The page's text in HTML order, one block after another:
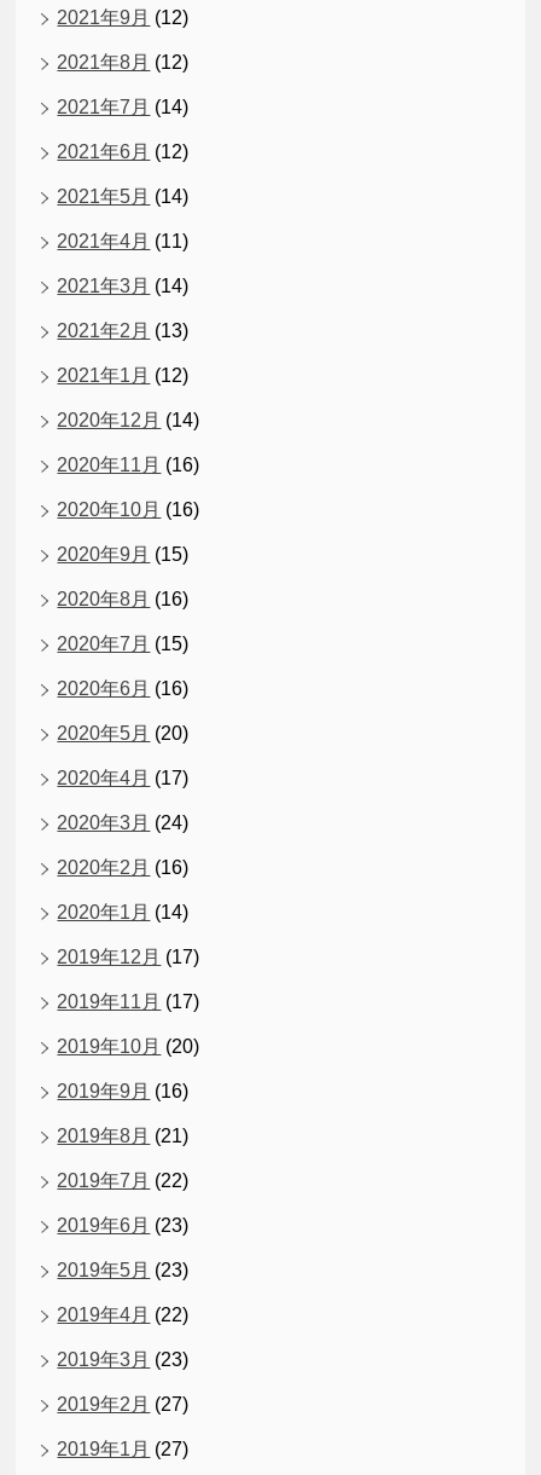
2021年9月 (12)
2021年8月 (12)
2021年7月 (14)
2021年6月 (12)
2021年5月 (14)
2021年4月 (11)
2021年3月 (14)
2021年2月 (13)
2021年1月 (12)
2020年12月 (14)
2020年11月 (16)
2020年10月 (16)
2020年9月 (15)
2020年8月 (16)
2020年7月 (15)
2020年6月 (16)
2020年5月 (20)
2020年4月 (17)
2020年3月 (24)
2020年2月 (16)
2020年1月 (14)
2019年12月 (17)
2019年11月 (17)
2019年10月 (20)
2019年9月 (16)
2019年8月 (21)
2019年7月 (22)
2019年6月 (23)
2019年5月 (23)
2019年4月 (22)
2019年3月 (23)
2019年2月 (27)
2019年1月 (27)